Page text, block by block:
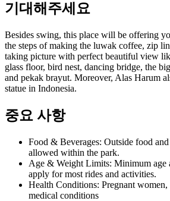
기대해주세요
Besides swing, this place will be offering
the steps of making the luwak coffee, zip
taking picture with perfect beautiful view
glass floor, bird nest, dancing bridge, the
and pekak brayut. Moreover, Alas Harum
statue in Indonesia.
중요 사항
Food & Beverages: Outside food
allowed within the park.
Age & Weight Limits: Minimum age
apply for most rides and activities.
Health Conditions: Pregnant
medical conditions